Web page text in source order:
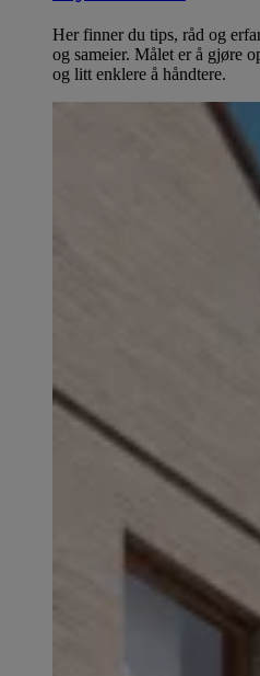
Her finner du tips, råd og
og sameier. Målet er å gjøre
og litt enklere å håndtere.